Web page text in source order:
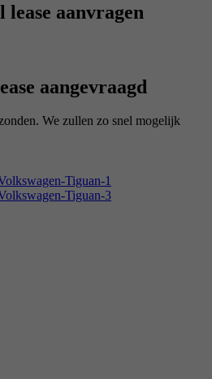
aanvragen
aangevraagd
We zullen zo snel mogelijk